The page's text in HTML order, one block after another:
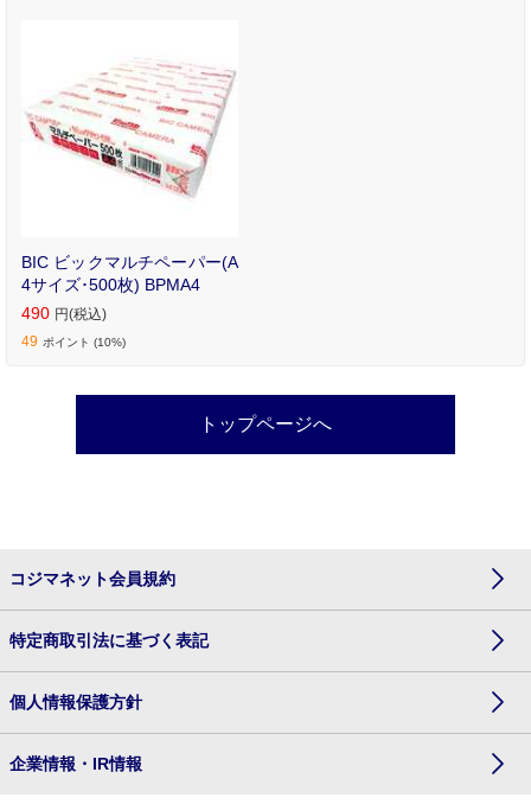
BIC ビックマルチペーパー(A
4サイズ･500枚) BPMA4
490 円(税込)
49 ポイント (10%)
トップページへ
コジマネット会員規約
特定商取引法に基づく表記
個人情報保護方針
企業情報・IR情報